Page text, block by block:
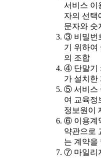
서비스 이
자의 선택
문자와 숫
③ 비밀번
기 위하여
의 조합
④ 단말기
가 설치한
⑤ 서비스
여 교육정
정보원이
⑥ 이용계
약관으로
는 계약을
⑦ 마일리